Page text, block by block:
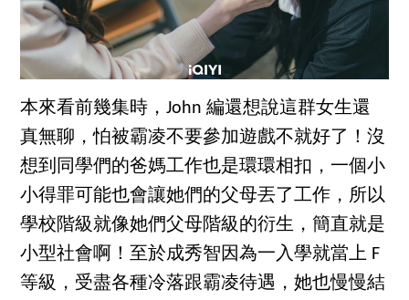
本來看前幾集時，John 編還想說這群女生還
真無聊，怕被霸凌不要參加遊戲不就好了！沒
想到同學們的爸媽工作也是環環相扣，一個小
小得罪可能也會讓她們的父母丟了工作，所以
學校階級就像她們父母階級的衍生，簡直就是
小型社會啊！至於成秀智因為一入學就當上 F
等級，受盡各種冷落跟霸凌待遇，她也慢慢結